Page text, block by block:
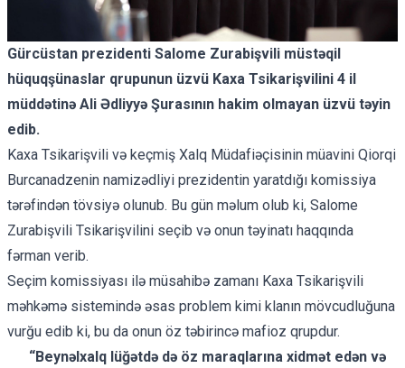
Gürcüstan prezidenti Salome Zurabişvili müstəqil
hüquqşünaslar qrupunun üzvü Kaxa Tsikarişvilini 4 il
müddətinə Ali Ədliyyə Şurasının hakim olmayan üzvü təyin
edib.
Kaxa Tsikarişvili və keçmiş Xalq Müdafiəçisinin müavini Qiorqi
Burcanadzenin namizədliyi prezidentin yaratdığı komissiya
tərəfindən tövsiyə olunub. Bu gün məlum olub ki, Salome
Zurabişvili Tsikarişvilini seçib və onun təyinatı haqqında
fərman verib.
Seçim komissiyası ilə müsahibə zamanı Kaxa Tsikarişvili
məhkəmə sistemində əsas problem kimi klanın mövcudluğuna
vurğu edib ki, bu da onun öz təbirincə mafioz qrupdur.
“Beynəlxalq lüğətdə də öz maraqlarına xidmət edən və